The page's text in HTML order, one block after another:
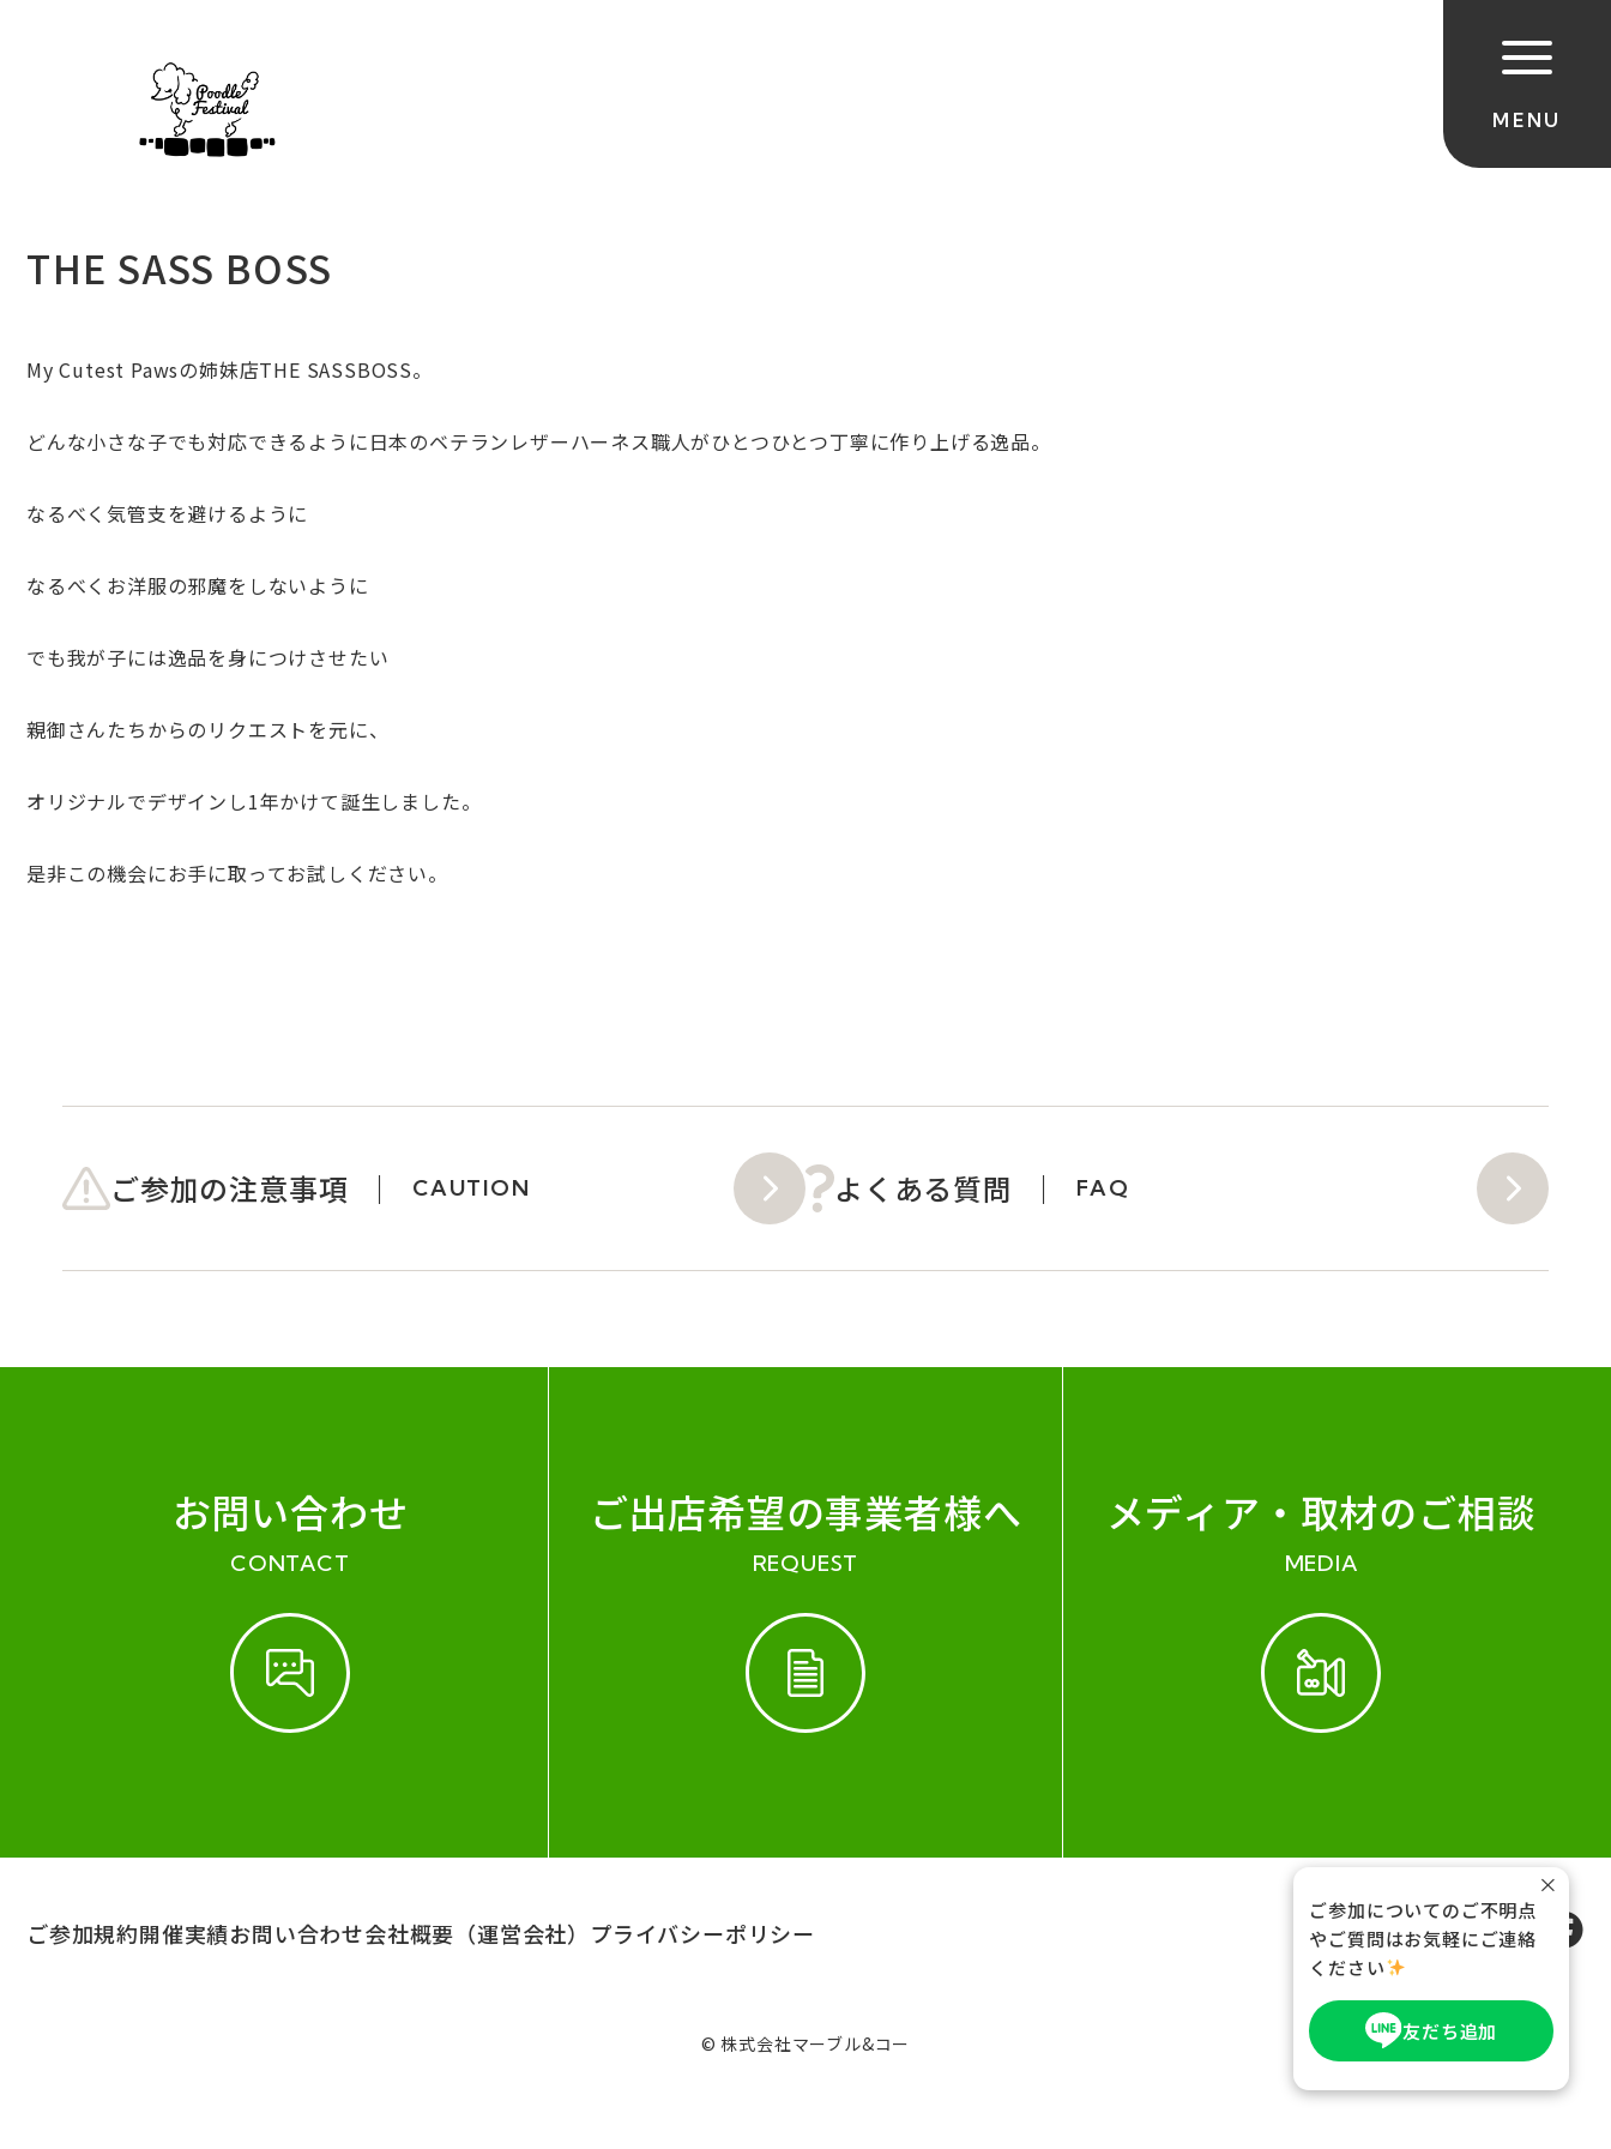
THE SASS BOSS
My Cutest Pawsの姉妹店THE SASSBOSS。
どんな小さな子でも対応できるように日本のベテランレザーハーネス職人がひとつひとつ丁寧に作り上げる逸品。
なるべく気管支を避けるように
なるべくお洋服の邪魔をしないように
でも我が子には逸品を身につけさせたい
親御さんたちからのリクエストを元に、
オリジナルでデザインし1年かけて誕生しました。
是非この機会にお手に取ってお試しください。
ご参加の注意事項 CAUTION よくある質問 FAQ
お問い合わせ
CONTACT
ご出店希望の事業者様へ
REQUEST
メディア・ 取材のご相談
MEDIA
ご参加規約開催実績お問い合わせ会社概要（運営会社） プライバシーポリシー FOLLOW US
© 株式会社マーブル&コー
ご参加についてのご不明点
やご質問はお気軽にご連絡
ください
友だち追加
×